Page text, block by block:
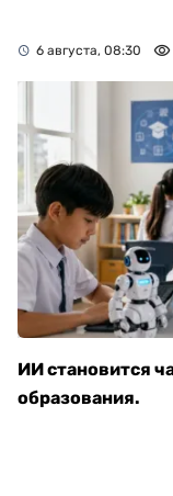
6 августа, 08:30
ИИ становится
образования.